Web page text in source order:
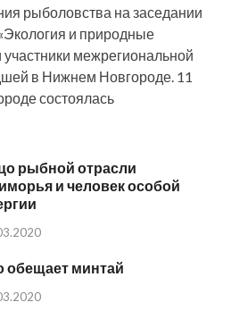
рыболовства на заседании
и природные
межрегиональной
в Нижнем Новгороде. 11
состоялась
рыбной отрасли
и человек особой
обещает минтай